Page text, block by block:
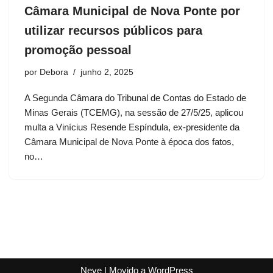
Câmara Municipal de Nova Ponte por
utilizar recursos públicos para
promoção pessoal
por Debora junho 2, 2025
A Segunda Câmara do Tribunal de Contas do Estado de
Minas Gerais (TCEMG), na sessão de 27/5/25, aplicou
multa a Vinícius Resende Espíndula, ex-presidente da
Câmara Municipal de Nova Ponte à época dos fatos,
no…
Neve| Movido a WordPress